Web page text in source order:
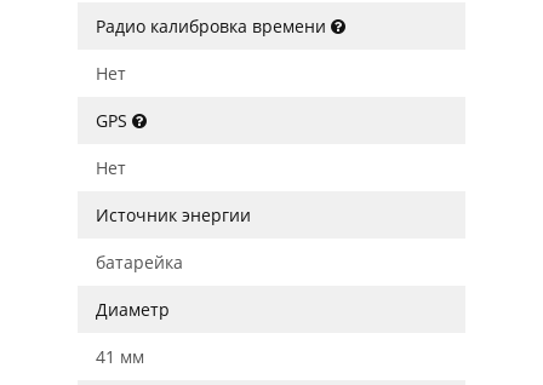
Радио калибровка времени
Нет
GPS
Нет
Источник энергии
батарейка
Диаметр
41 мм